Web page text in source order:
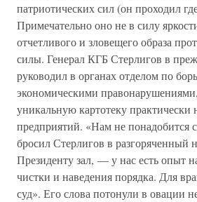
патриотических сил (он проходил
Примечательно оно не в силу
отчетливого и зловещего образа
силы. Генерал КГБ Стерлигов в
руководил в органах отделом по
экономическими
уникальную картотеку практически
предприятий. «Нам не
бросил Стерлигов в разгоряченный
Президенту зал, — у нас есть опыт
чистки и наведения порядка. Для
суд». Его слова потонули в овации